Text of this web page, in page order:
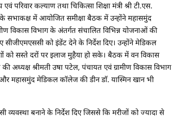
कल्याण तथा चिकित्सा शिक्षा मंत्री श्री टी.एस.
सभाकक्ष में आयोजित समीक्षा बैठक में उन्होंने महासमुंद
विकास विभाग के अंतर्गत संचालित विभिन्न योजनाओं की
को इंडेंट देने के निर्देश दिए। उन्होंने मेडिकल
को सस्ते दरों पर इलाज मुहैया हो सके। बैठक में वन विकास
अध्यक्ष श्रीमती उषा पटेल, पंचायत एवं ग्रामीण विकास विभाग
महासमुंद मेडिकल कॉलेज की डीन डाॅ. यास्मिन खान भी
व्यवस्था बनाने के निर्देश दिए जिससे कि मरीजों को ज्यादा से